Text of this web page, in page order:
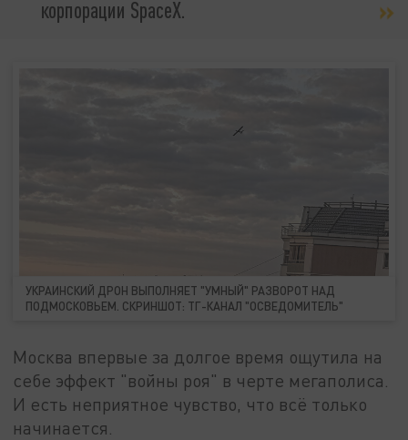
корпорации SpaceX.
УКРАИНСКИЙ ДРОН ВЫПОЛНЯЕТ "УМНЫЙ" РАЗВОРОТ НАД
ПОДМОСКОВЬЕМ. СКРИНШОТ: ТГ-КАНАЛ "ОСВЕДОМИТЕЛЬ"
Москва впервые за долгое время ощутила на
себе эффект "войны роя" в черте мегаполиса.
И есть неприятное чувство, что всё только
начинается.